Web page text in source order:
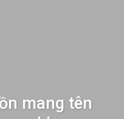
mang tên